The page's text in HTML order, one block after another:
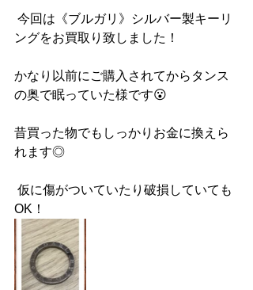
ングをお買取り致しました！
かなり以前にご購入されてからタンス
の奥で眠っていた様です😮
昔買った物でもしっかりお金に換えら
れます◎
OK！